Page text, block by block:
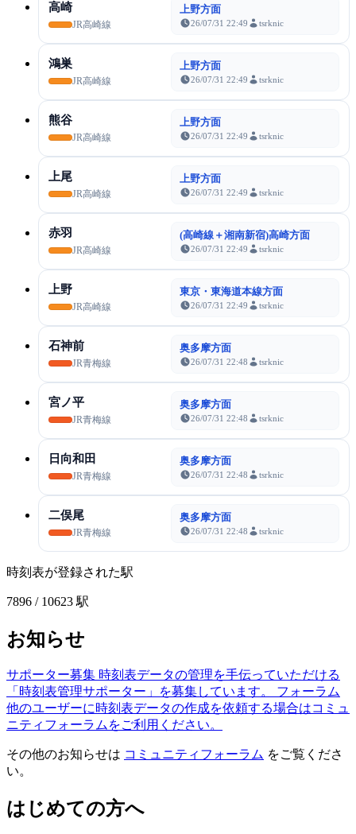
高崎
JR高崎線
上野方面
26/07/31 22:49 tsrknic
鴻巣
JR高崎線
上野方面
26/07/31 22:49 tsrknic
熊谷
JR高崎線
上野方面
26/07/31 22:49 tsrknic
上尾
JR高崎線
上野方面
26/07/31 22:49 tsrknic
赤羽
JR高崎線
(高崎線＋湘南新宿)高崎方面
26/07/31 22:49 tsrknic
上野
JR高崎線
東京・東海道本線方面
26/07/31 22:49 tsrknic
石神前
JR青梅線
奥多摩方面
26/07/31 22:48 tsrknic
宮ノ平
JR青梅線
奥多摩方面
26/07/31 22:48 tsrknic
日向和田
JR青梅線
奥多摩方面
26/07/31 22:48 tsrknic
二俣尾
JR青梅線
奥多摩方面
26/07/31 22:48 tsrknic
時刻表が登録された駅
7896 / 10623 駅
お知らせ
サポーター募集 時刻表データの管理を手伝っていただける
「時刻表管理サポーター」を募集しています。
フォーラム
他のユーザーに時刻表データの作成を依頼する場合はコミュ
ニティフォーラムをご利用ください。
その他のお知らせは コミュニティフォーラム をご覧くださ
い。
はじめての方へ